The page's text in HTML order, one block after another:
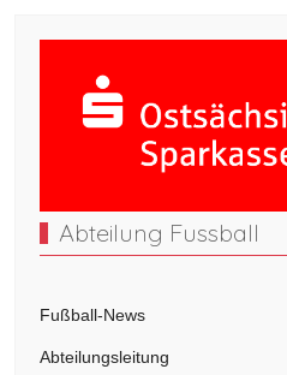
Abteilung Fussball
Fußball-News
Abteilungsleitung